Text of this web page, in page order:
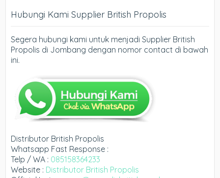
Hubungi Kami Supplier British Propolis
Segera hubungi kami untuk menjadi Supplier British
Propolis di Jombang dengan nomor contact di bawah
ini.
Distributor British Propolis
Whatsapp Fast Response :
Telp / WA : 085158364233
Website : Distributor British Propolis